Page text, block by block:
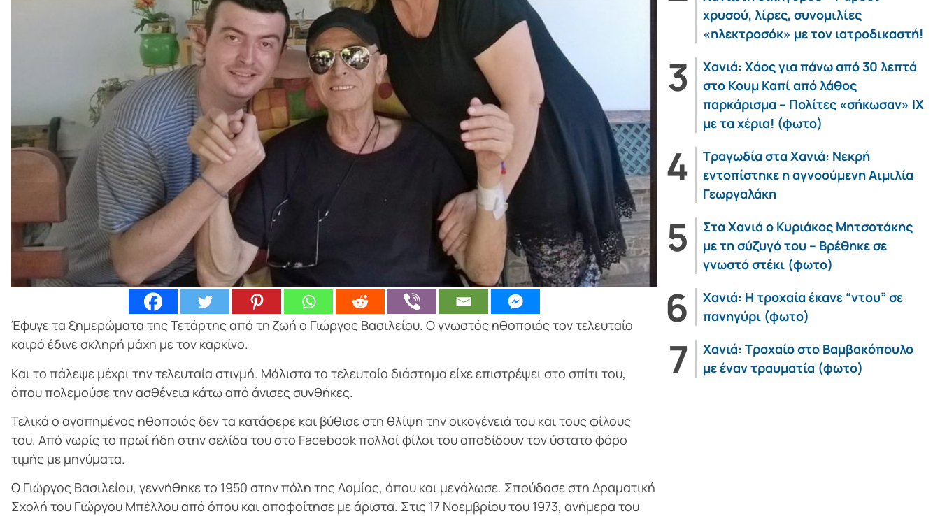
Έφυγε τα ξημερώματα της Τετάρτης από τη ζωή ο Γιώργος Βασιλείου. Ο γνωστός ηθοποιός τον τελευταίο
καιρό έδινε σκληρή μάχη με τον καρκίνο.
Και το πάλεψε μέχρι την τελευταία στιγμή. Μάλιστα το τελευταίο διάστημα είχε επιστρέψει στο σπίτι του,
όπου πολεμούσε την ασθένεια κάτω από άνισες συνθήκες.
Τελικά ο αγαπημένος ηθοποιός δεν τα κατάφερε και βύθισε στη θλίψη την οικογένειά του και τους φίλους
του. Από νωρίς το πρωί ήδη στην σελίδα του στο Facebook πολλοί φίλοι του αποδίδουν τον ύστατο φόρο
τιμής με μηνύματα.
Ο Γιώργος Βασιλείου, γεννήθηκε το 1950 στην πόλη της Λαμίας, όπου και μεγάλωσε. Σπούδασε στη Δραματική
Σχολή του Γιώργου Μπέλλου από όπου και αποφοίτησε με άριστα. Στις 17 Νοεμβρίου του 1973, ανήμερα του
χρυσού, λίρες, συνομιλίες
«ηλεκτροσόκ» με τον ιατροδικαστή!
Χανιά: Χάος για πάνω από 30 λεπτά
στο Κουμ Καπί από λάθος
παρκάρισμα – Πολίτες «σήκωσαν» ΙΧ
με τα χέρια! (φωτο)
Τραγωδία στα Χανιά: Νεκρή
εντοπίστηκε η αγνοούμενη Αιμιλία
Γεωργαλάκη
Στα Χανιά ο Κυριάκος Μητσοτάκης
με τη σύζυγό του – Βρέθηκε σε
γνωστό στέκι (φωτο)
Χανιά: Η τροχαία έκανε “ντου” σε
πανηγύρι (φωτο)
Χανιά: Τροχαίο στο Βαμβακόπουλο
με έναν τραυματία (φωτο)